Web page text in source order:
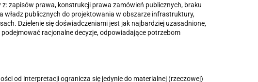
zapisów prawa, konstrukcji prawa zamówień publicznych, braku
władz publicznych do projektowania w obszarze infrastruktury,
Dzielenie się doświadczeniami jest jak najbardziej uzasadnione,
racjonalne decyzje, odpowiadające potrzebom
od interpretacji ogranicza się jedynie do materialnej (rzeczowej)